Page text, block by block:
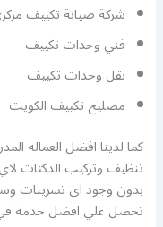
شركة صيانة تكييف
فني وحدات تكييف
نقل وحدات تكييف
مصليح تكييف الكويت
كما لدينا افضل العماله
تنظيف وتركيب الدكتات
بدون وجود اي تسريبات
تحصل علي افضل خدمة في